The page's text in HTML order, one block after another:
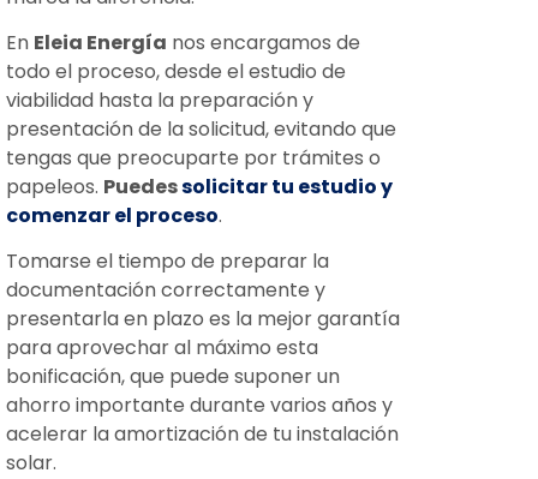
En Eleia Energía nos encargamos de
todo el proceso, desde el estudio de
viabilidad hasta la preparación y
presentación de la solicitud, evitando que
tengas que preocuparte por trámites o
papeleos. Puedessolicitar tu estudio y
comenzar el proceso.
Tomarse el tiempo de preparar la
documentación correctamente y
presentarla en plazo es la mejor garantía
para aprovechar al máximo esta
bonificación, que puede suponer un
ahorro importante durante varios años y
acelerar la amortización de tu instalación
solar.